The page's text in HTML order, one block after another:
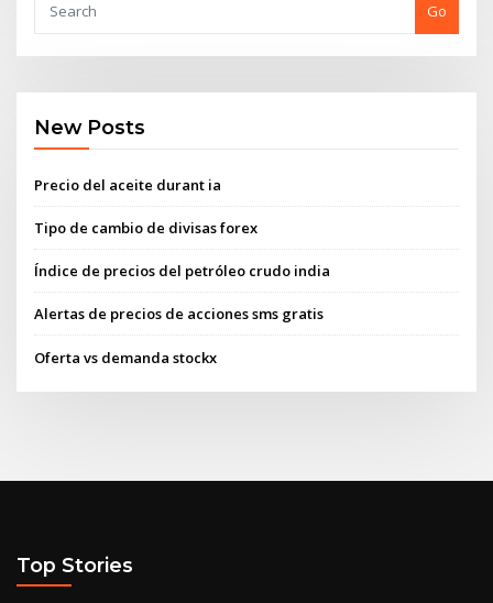
Go
New Posts
Precio del aceite durant ia
Tipo de cambio de divisas forex
Índice de precios del petróleo crudo india
Alertas de precios de acciones sms gratis
Oferta vs demanda stockx
Top Stories